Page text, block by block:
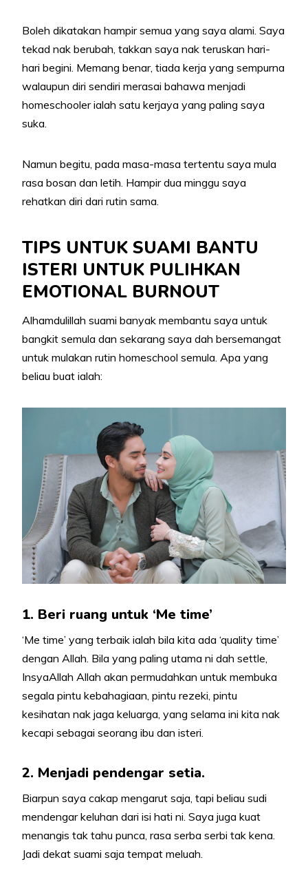
Boleh dikatakan hampir semua yang saya alami. Saya
tekad nak berubah, takkan saya nak teruskan hari-
hari begini. Memang benar, tiada kerja yang sempurna
walaupun diri sendiri merasai bahawa menjadi
homeschooler ialah satu kerjaya yang paling saya
suka.
Namun begitu, pada masa-masa tertentu saya mula
rasa bosan dan letih. Hampir dua minggu saya
rehatkan diri dari rutin sama.
TIPS UNTUK SUAMI BANTU
ISTERI UNTUK PULIHKAN
EMOTIONAL BURNOUT
Alhamdulillah suami banyak membantu saya untuk
bangkit semula dan sekarang saya dah bersemangat
untuk mulakan rutin homeschool semula. Apa yang
beliau buat ialah:
1. Beri ruang untuk ‘Me time’
‘Me time’ yang terbaik ialah bila kita ada ‘quality time’
dengan Allah. Bila yang paling utama ni dah settle,
InsyaAllah Allah akan permudahkan untuk membuka
segala pintu kebahagiaan, pintu rezeki, pintu
kesihatan nak jaga keluarga, yang selama ini kita nak
kecapi sebagai seorang ibu dan isteri.
2. Menjadi pendengar setia.
Biarpun saya cakap mengarut saja, tapi beliau sudi
mendengar keluhan dari isi hati ni. Saya juga kuat
menangis tak tahu punca, rasa serba serbi tak kena.
Jadi dekat suami saja tempat meluah.